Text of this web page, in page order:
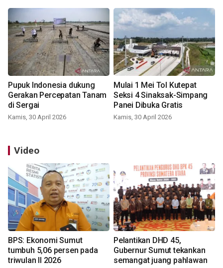
Pupuk Indonesia dukung
Gerakan Percepatan Tanam
di Sergai
Kamis, 30 April 2026
Mulai 1 Mei Tol Kutepat
Seksi 4 Sinaksak-Simpang
Panei Dibuka Gratis
Kamis, 30 April 2026
Video
BPS: Ekonomi Sumut
tumbuh 5,06 persen pada
triwulan II 2026
Pelantikan DHD 45,
Gubernur Sumut tekankan
semangat juang pahlawan